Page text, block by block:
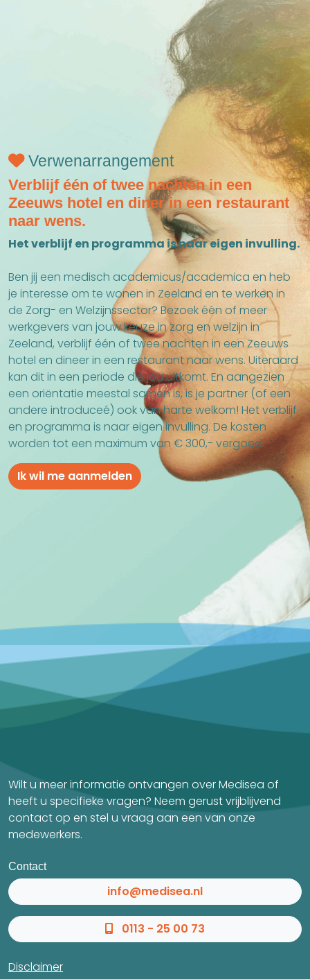
Verwenarrangement
Verblijf één of twee nachten in een
Zeeuws hotel en diner in een restaurant
naar wens.
Het verblijf en programma is naar eigen invulling.
Ben jij een medisch academicus/academica en heb
je interesse om te wonen in Zeeland en te werken in
de Zorg- en Welzijnssector? Bezoek één of meer
werkgevers van jouw keuze in zorg en welzijn in
Zeeland, verblijf één of twee nachten in een Zeeuws
hotel en dineer in een restaurant naar wens. Uiteraard
kan dit in een periode die jou uitkomt. En aangezien
een oriëntatie meestal samen is, is je partner (of een
andere introduceé) ook van harte welkom! Het verblijf
en programma is naar eigen invulling. De kosten
worden tot een maximum van € 300,- vergoed.
Ik wil me aanmelden
Wilt u meer informatie ontvangen over Medisea of
heeft u specifieke vragen? Neem gerust vrijblijvend
contact op en stel u vraag aan een van onze
medewerkers.
Contact
info@medisea.nl
0113 - 25 00 73
Disclaimer